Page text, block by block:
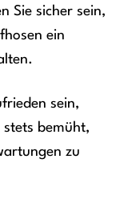
Sie sicher sein,
ein
sein,
bemüht,
zu